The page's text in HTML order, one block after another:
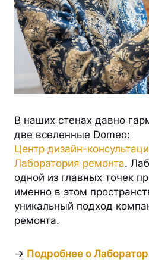
В наших стенах давно
две вселенные Domeo:
Центр дизайн-
Лаборатория ремонта.
одной из главных точек
именно в этом
уникальный подход
ремонта.
→ Подробнее о